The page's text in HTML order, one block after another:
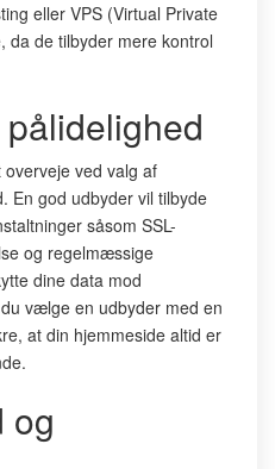
eller VPS (Virtual Private
da de tilbyder mere kontrol
ved valg af
En god udbyder vil tilbyde
såsom SSL-
og regelmæssige
dine data mod
vælge en udbyder med en
at din hjemmeside altid er
og